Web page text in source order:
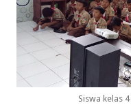
Siswa kelas